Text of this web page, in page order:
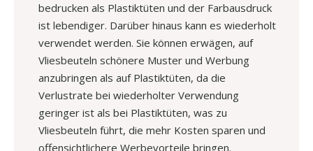
bedrucken als Plastiktüten und der Farbausdruck
ist lebendiger. Darüber hinaus kann es wiederholt
verwendet werden. Sie können erwägen, auf
Vliesbeuteln schönere Muster und Werbung
anzubringen als auf Plastiktüten, da die
Verlustrate bei wiederholter Verwendung
geringer ist als bei Plastiktüten, was zu
Vliesbeuteln führt, die mehr Kosten sparen und
offensichtlichere Werbevorteile bringen.